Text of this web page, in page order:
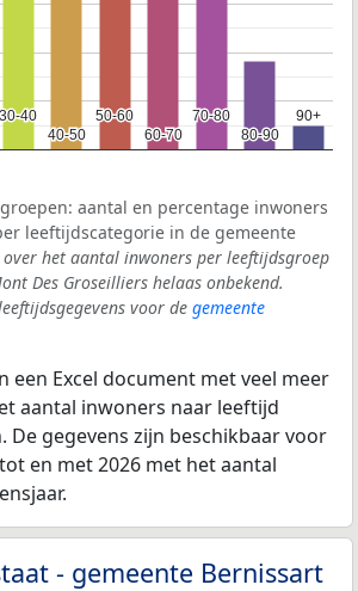
30-40
30-40
40-50
40-50
50-60
50-60
60-70
60-70
70-80
70-80
80-90
80-90
90+
90+
aantal en percentage inwoners
leeftijdscategorie in de gemeente
over het aantal inwoners per leeftijdsgroep
Des Groseilliers helaas onbekend.
voor de gemeente
een Excel document met veel meer
aantal inwoners naar leeftijd
De gegevens zijn beschikbaar voor
en met 2026 met het aantal
- gemeente Bernissart